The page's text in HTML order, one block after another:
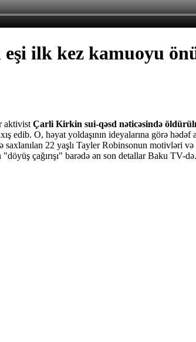
ilk kez kamuoyu
aktivist Çarli Kirkin sui-qəsd nəticəsində
edib. O, həyat yoldaşının ideyalarına görə
22 yaşlı Tayler Robinsonun motivləri
çağırışı" barədə ən son detallar Baku TV-də.